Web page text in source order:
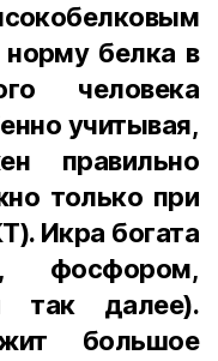
белка в
человека
учитывая,
правильно
только при
Икра богата
фосфором,
так далее).
большое